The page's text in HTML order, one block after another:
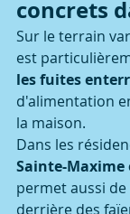
concrets
Sur le terrain
est
les fuites
d'alimentation
la maison.
Dans les
Sainte-Maxime
permet aussi
derrière des